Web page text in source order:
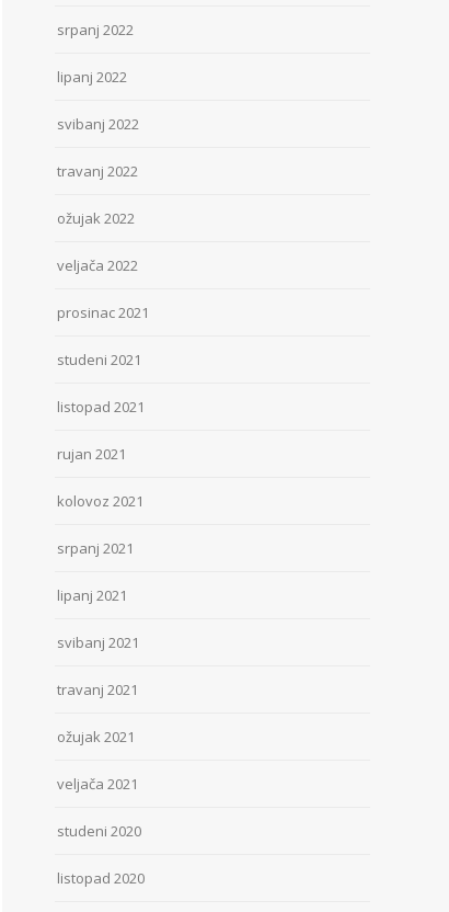
srpanj 2022
lipanj 2022
svibanj 2022
travanj 2022
ožujak 2022
veljača 2022
prosinac 2021
studeni 2021
listopad 2021
rujan 2021
kolovoz 2021
srpanj 2021
lipanj 2021
svibanj 2021
travanj 2021
ožujak 2021
veljača 2021
studeni 2020
listopad 2020